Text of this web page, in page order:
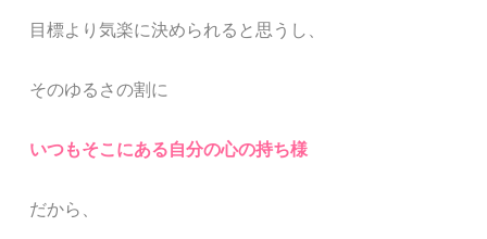
目標より気楽に決められると思うし、
そのゆるさの割に
いつもそこにある自分の心の持ち様
だから、